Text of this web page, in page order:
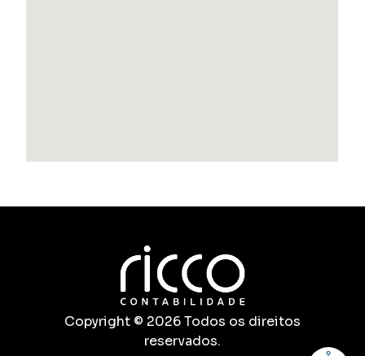
Copyright © 2026 Todos os direitos
reservados.